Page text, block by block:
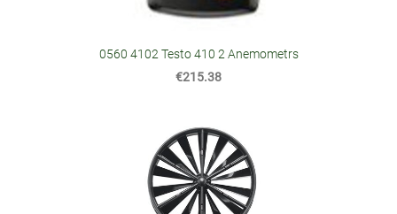
0560 4102 Testo 410 2 Anemometrs
€215.38